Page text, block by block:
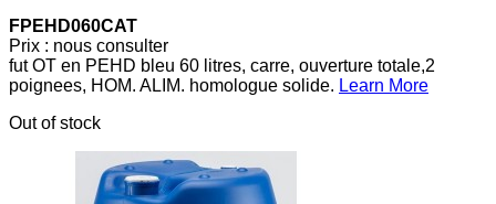
FPEHD060CAT
Prix : nous consulter
fut OT en PEHD bleu 60 litres, carre, ouverture totale,2
poignees, HOM. ALIM. homologue solide. Learn More
Out of stock